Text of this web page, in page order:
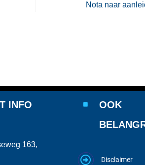
Nota naar
INFO
163,
OOK
Disclaimer